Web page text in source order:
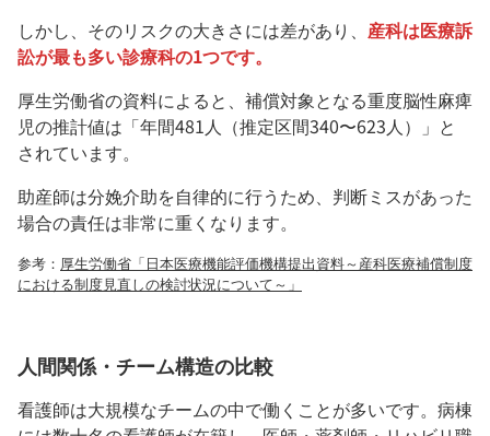
しかし、そのリスクの大きさには差があり、 産科は医療訴
訟が最も多い診療科の1つです。
厚生労働省の資料によると、補償対象となる重度脳性麻痺
児の推計値は「年間481人（推定区間340〜623人）」と
されています。
助産師は分娩介助を自律的に行うため、判断ミスがあった
場合の責任は非常に重くなります。
参考： 厚生労働省「日本医療機能評価機構提出資料～産科医療補償制度
における制度見直しの検討状況について～」
人間関係・チーム構造の比較
看護師は大規模なチームの中で働くことが多いです。病棟